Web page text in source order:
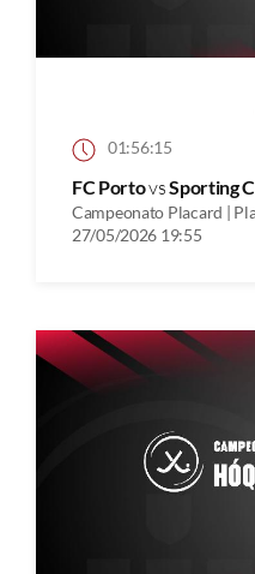
01:56:15
FC PortovsSporting
Campeonato Placard |
27/05/2026 19:55